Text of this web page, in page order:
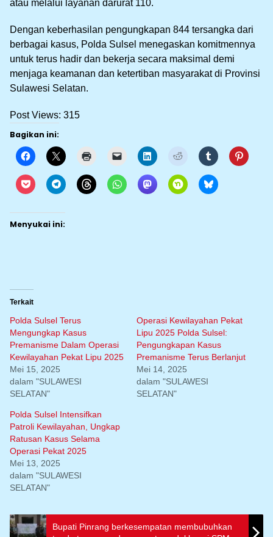
atau melalui layanan darurat 110.
Dengan keberhasilan pengungkapan 844 tersangka dari
berbagai kasus, Polda Sulsel menegaskan komitmennya
untuk terus hadir dan bekerja secara maksimal demi
menjaga keamanan dan ketertiban masyarakat di Provinsi
Sulawesi Selatan.
Post Views: 315
Bagikan ini:
Menyukai ini:
Terkait
Polda Sulsel Terus
Mengungkap Kasus
Premanisme Dalam Operasi
Kewilayahan Pekat Lipu 2025
Mei 15, 2025
dalam "SULAWESI
SELATAN"
Operasi Kewilayahan Pekat
Lipu 2025 Polda Sulsel:
Pengungkapan Kasus
Premanisme Terus Berlanjut
Mei 14, 2025
dalam "SULAWESI
SELATAN"
Polda Sulsel Intensifkan
Patroli Kewilayahan, Ungkap
Ratusan Kasus Selama
Operasi Pekat 2025
Mei 13, 2025
dalam "SULAWESI
SELATAN"
Bupati Pinrang berkesempatan membubuhkan